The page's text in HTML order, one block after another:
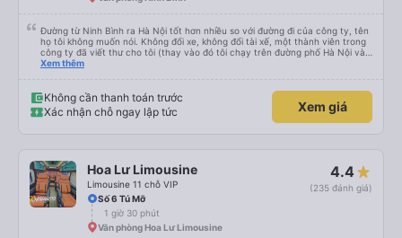
Đường từ Ninh Bình ra Hà Nội tốt hơn nhiều so với đường đi của công ty, tên
họ tôi không muốn nói. Không đổi xe, không đổi tài xế, một thành viên trong
công ty đã viết thư cho tôi (thay vào đó tôi chạy trên đường phố Hà Nội và
hỏi người dân địa phương “bạn có thể gọi tài xế không…?”. Đừng quên trả
mang theo hành lý và chỗ ngồi lên ô tô. Và tôi đánh giá cao tốc độ của xe
buýt. Tôi có hợp pháp hay không, nhưng 100 km/h vẫn tốt hơn 80. Cảm ơn
sự quan tâm của bạn và xin lỗi vì tiếng Anh của tôi không tốt (tôi chắc chắn
Xem thêm
Không cần thanh toán trước
Xác nhận chỗ ngay lập tức
Xem giá
Hoa Lư Limousine
Limousine 11 chỗ VIP
4.4
(235 đánh giá)
Số 6 Tú Mỡ
1 giờ 30 phút
Văn phòng Hoa Lư Limousine